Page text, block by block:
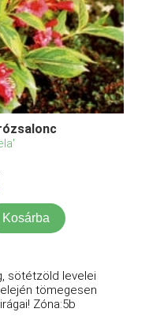
Kosárba
sötétzöld levelei
tömegesen
Zóna:5b